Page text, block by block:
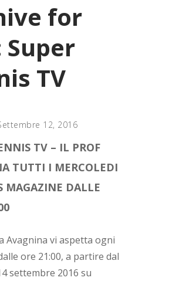
for
Super
TV
12, 2016
TV – IL PROF
TUTTI I MERCOLEDI
MAGAZINE DALLE
Avagnina vi aspetta ogni
ore 21:00, a partire dal
settembre 2016 su